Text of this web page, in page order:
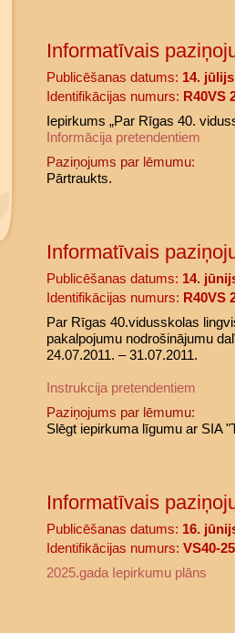
Informatīvais
Publicēšanas datums: 14.
Identifikācijas numurs: R40VS
Iepirkums „Par Rīgas 40.
Informācija pretendentiem
Paziņojums par lēmumu:
Pārtraukts.
Informatīvais
Publicēšanas datums: 14.
Identifikācijas numurs: R40VS
Par Rīgas 40.vidusskolas
pakalpojumu nodrošinājumu
24.07.2011. – 31.07.2011.
Instrukcija pretendentiem
Paziņojums par lēmumu:
Slēgt iepirkuma līgumu ar SIA
Informatīvais
Publicēšanas datums: 16.
Identifikācijas numurs: VS40-
2025.gada Iepirkumu plāns